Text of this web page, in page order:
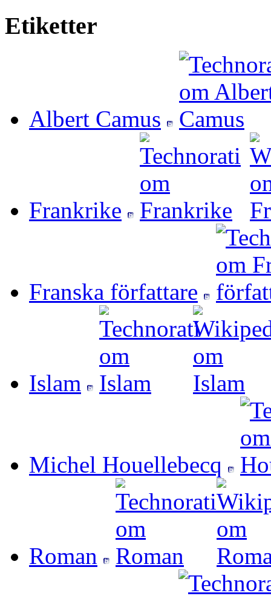
Etiketter
Albert Camus
Frankrike
Franska författare
Islam
Michel Houellebecq
Roman